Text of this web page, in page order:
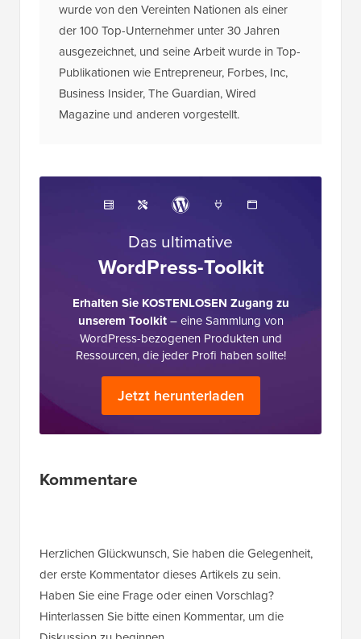
wurde von den Vereinten Nationen als einer
der 100 Top-Unternehmer unter 30 Jahren
ausgezeichnet, und seine Arbeit wurde in Top-
Publikationen wie Entrepreneur, Forbes, Inc,
Business Insider, The Guardian, Wired
Magazine und anderen vorgestellt.
Das ultimative
WordPress-Toolkit
Erhalten Sie KOSTENLOSEN Zugang zu
unserem Toolkit– eine Sammlung von
WordPress-bezogenen Produkten und
Ressourcen, die jeder Profi haben sollte!
Jetzt herunterladen
Leserinteraktionen
Kommentare
Herzlichen Glückwunsch, Sie haben die Gelegenheit,
der erste Kommentator dieses Artikels zu sein.
Haben Sie eine Frage oder einen Vorschlag?
Hinterlassen Sie bitte einen Kommentar, um die